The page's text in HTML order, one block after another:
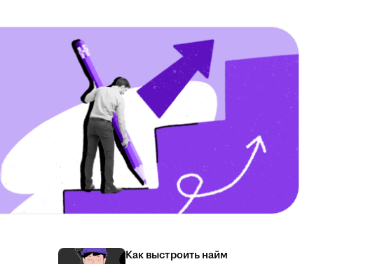
Как выстроить найм